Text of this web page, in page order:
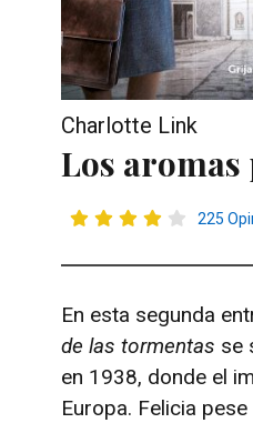
Charlotte Link
Los
225
En esta segunda
de las tormentas se
en 1938, donde el
Europa. Felicia